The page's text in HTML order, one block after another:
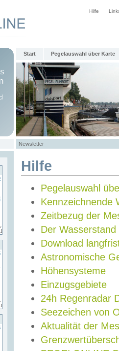
Hilfe
Start Pegelauswahl über Karte
Newsletter
Hilfe
Pegelauswahl
Kennzeichnende
Zeitbezug der
Der Wasserstand
Download
Astronomische
Höhensysteme
Einzugsgebiete
24h Regenradar
Seezeichen von
Aktualität der